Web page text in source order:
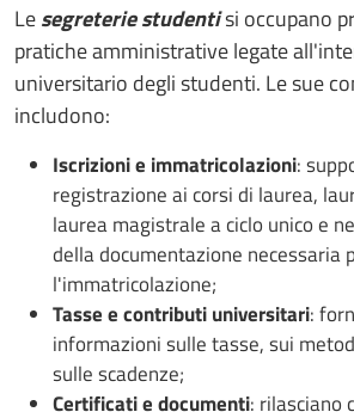
Lesegreterie studentisi occupano
pratiche amministrative legate
universitario degli studenti. Le sue
includono:
Iscrizioni e immatricolazioni:
registrazione ai corsi di laurea,
laurea magistrale a ciclo unico e
della documentazione necessaria
l'immatricolazione;
Tasse e contributi universitari:
informazioni sulle tasse, sui
sulle scadenze;
Certificati e documenti: rilasciano